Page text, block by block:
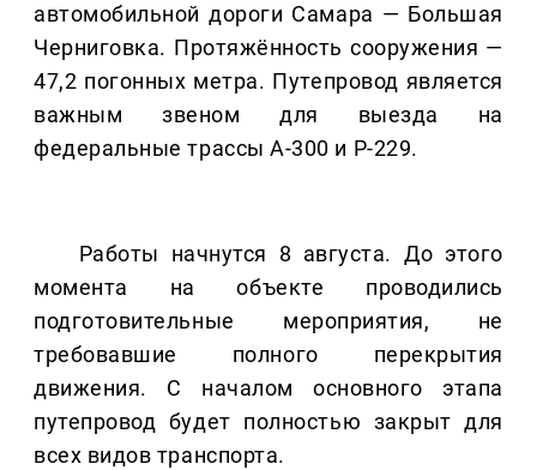
автомобильной дороги Самара — Большая
Черниговка. Протяжённость сооружения —
47,2 погонных метра. Путепровод является
важным звеном для выезда на
федеральные трассы А-300 и Р-229.
Работы начнутся 8 августа. До этого
момента на объекте проводились
подготовительные мероприятия, не
требовавшие полного перекрытия
движения. С началом основного этапа
путепровод будет полностью закрыт для
всех видов транспорта.